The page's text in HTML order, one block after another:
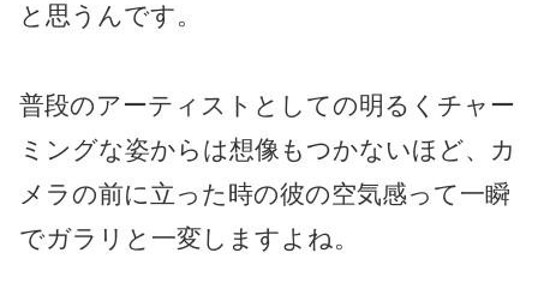
と思うんです。
普段のアーティストとしての明るくチャー
ミングな姿からは想像もつかないほど、カ
メラの前に立った時の彼の空気感って一瞬
でガラリと一変しますよね。